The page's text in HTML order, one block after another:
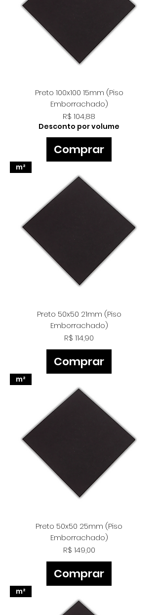
Preto 100x100 15mm (Piso
Emborrachado)
Preço
R$ 104,88
Desconto por volume
Comprar
m²
Preto 50x50 21mm (Piso
Emborrachado)
Preço
R$ 114,90
Comprar
m²
Preto 50x50 25mm (Piso
Emborrachado)
Preço
R$ 149,00
Comprar
m²